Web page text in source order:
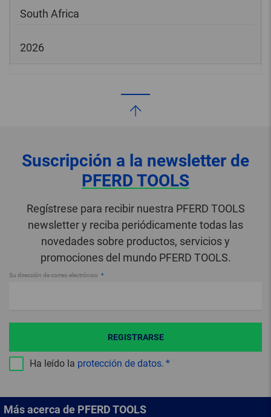
South Africa
2026
Suscripción a la newsletter de
PFERD TOOLS
Regístrese para recibir nuestra PFERD TOOLS
newsletter y reciba periódicamente todas las
novedades sobre productos, servicios y
promociones del mundo PFERD TOOLS.
Su dirección de correo electrónico
Ha leído la protección de datos.
REGISTRARSE
Más acerca de PFERD TOOLS